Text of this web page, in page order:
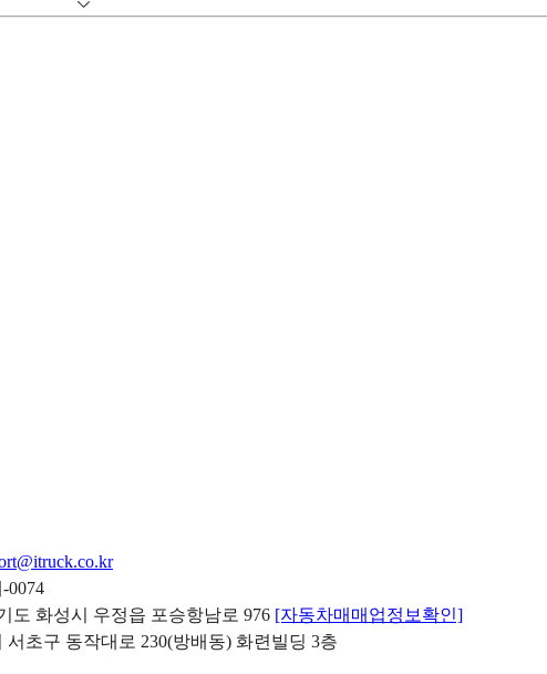
0074
도 화성시 우정읍 포승항남로 976 [자동차매매업정보확인]
초구 동작대로 230(방배동) 화련빌딩 3층